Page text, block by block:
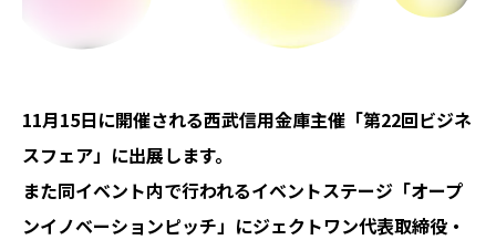
11月15日に開催される西武信用金庫主催「第22回ビジネ
スフェア」に出展します。
また同イベント内で行われるイベントステージ「オープ
ンイノベーションピッチ」にジェクトワン代表取締役・